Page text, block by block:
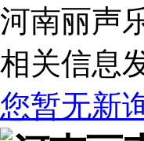
河南丽声
相关信息
您暂无新